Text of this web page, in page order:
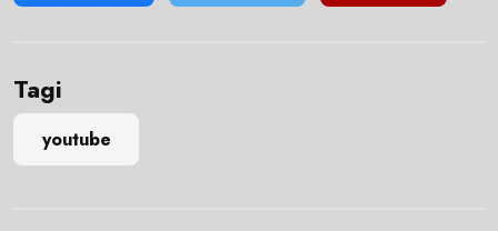
Tagi
youtube